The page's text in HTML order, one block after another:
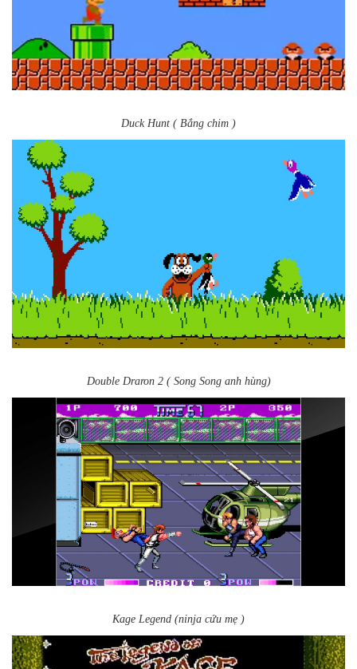
Duck Hunt ( Bắng chim )
Double Draron 2 ( Song Song anh hùng)
Kage Legend (ninja cứu mẹ )